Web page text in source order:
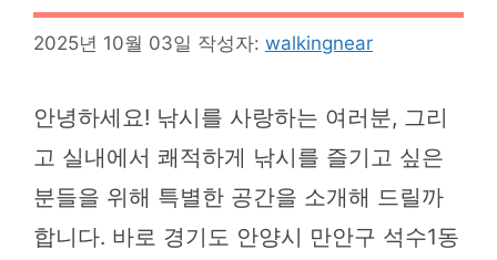
2025년 10월 03일 작성자: walkingnear
안녕하세요! 낚시를 사랑하는 여러분, 그리
고 실내에서 쾌적하게 낚시를 즐기고 싶은
분들을 위해 특별한 공간을 소개해 드릴까
합니다. 바로 경기도 안양시 만안구 석수1동